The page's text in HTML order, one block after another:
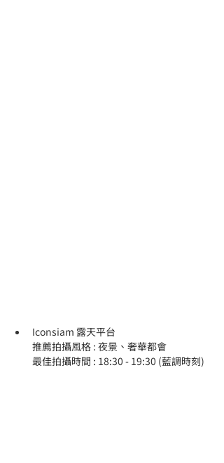
Iconsiam 露天平台
推薦拍攝風格 : 夜景、奢華都會
最佳拍攝時間 : 18:30 - 19:30 (藍調時刻)